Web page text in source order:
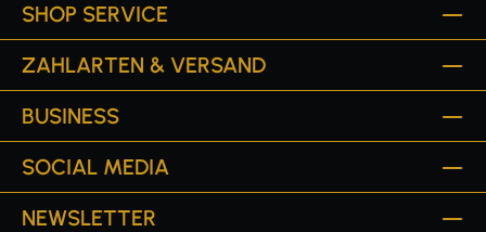
SHOP SERVICE
ZAHLARTEN & VERSAND
BUSINESS
SOCIAL MEDIA
NEWSLETTER